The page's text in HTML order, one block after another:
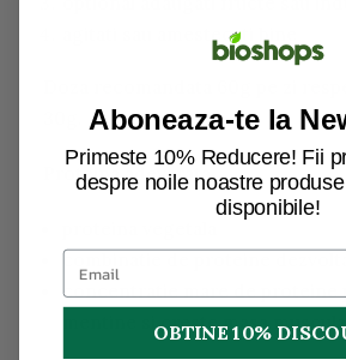
agitati sau amestecati bine
Proteina adevarata
combinatie de proteine
concentratie mare de proteine
mentine si creste masa
Aboneaza-te la
Primeste 10% Reducere! Fii
despre noile noastre
disponibile!
OBTINE 10%